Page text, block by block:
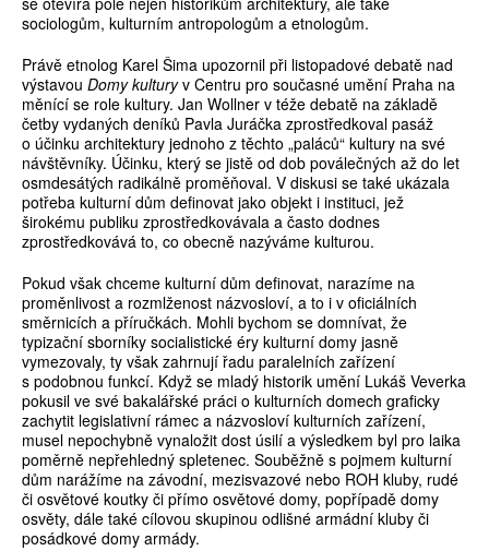
sociologům, kulturním antropologům a etnologům.
Právě etnolog Karel Šima upozornil při listopadové debatě nad
výstavou Domy kulturyv Centru pro současné umění Praha na
měnící se role kultury. Jan Wollner v téže debatě na základě
četby vydaných deníků Pavla Juráčka zprostředkoval pasáž
o účinku architektury jednoho z těchto „paláců“ kultury na své
návštěvníky. Účinku, který se jistě od dob poválečných až do let
osmdesátých radikálně proměňoval. V diskusi se také ukázala
potřeba kulturní dům definovat jako objekt i instituci, jež
širokému publiku zprostředkovávala a často dodnes
zprostředkovává to, co obecně nazýváme kulturou.
Pokud však chceme kulturní dům definovat, narazíme na
proměnlivost a rozmlženost názvosloví, a to i v oficiálních
směrnicích a příručkách. Mohli bychom se domnívat, že
typizační sborníky socialistické éry kulturní domy jasně
vymezovaly, ty však zahrnují řadu paralelních zařízení
s podobnou funkcí. Když se mladý historik umění Lukáš Veverka
pokusil ve své bakalářské práci o kulturních domech graficky
zachytit legislativní rámec a názvosloví kulturních zařízení,
musel nepochybně vynaložit dost úsilí a výsledkem byl pro laika
poměrně nepřehledný spletenec. Souběžně s pojmem kulturní
dům narážíme na závodní, mezisvazové nebo ROH kluby, rudé
či osvětové koutky či přímo osvětové domy, popřípadě domy
osvěty, dále také cílovou skupinou odlišné armádní kluby či
posádkové domy armády.